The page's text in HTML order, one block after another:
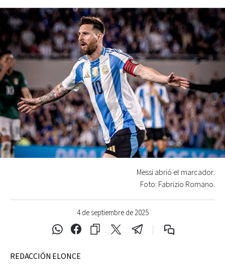
4 de septiembre de 2025
Messi abrió el marcador.
Foto: Fabrizio Romano.
REDACCIÓN ELONCE